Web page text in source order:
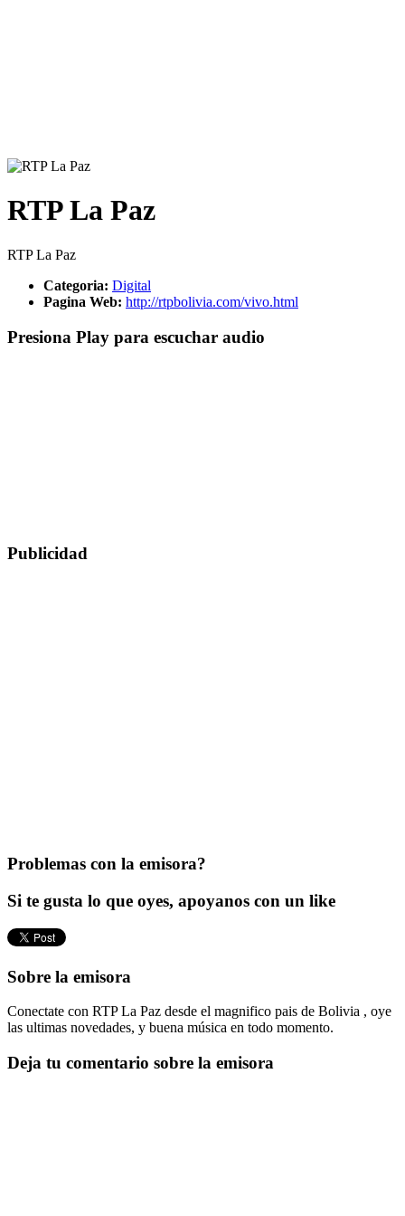
RTP La Paz
RTP La Paz
Categoria: Digital
Pagina Web: http://rtpbolivia.com/vivo.html
Presiona Play para escuchar audio
Publicidad
Problemas con la emisora?
Si te gusta lo que oyes, apoyanos con un like
Sobre la emisora
Conectate con RTP La Paz desde el magnifico pais de Bolivia , oye
las ultimas novedades, y buena música en todo momento.
Deja tu comentario sobre la emisora